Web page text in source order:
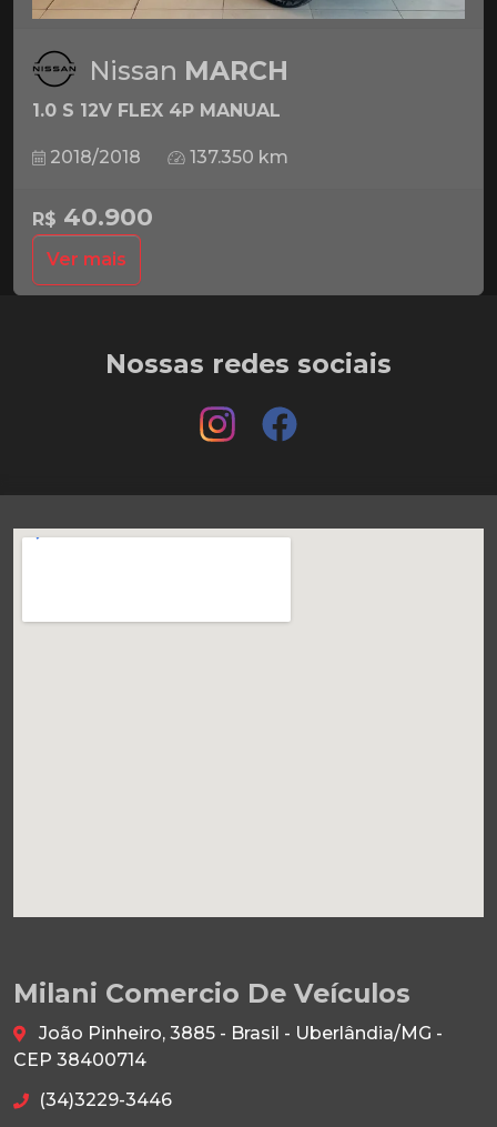
Nissan MARCH
1.0 S 12V FLEX 4P MANUAL
2018/2018 137.350 km
R$ 40.900
Ver mais
Nossas redes sociais
Milani Comercio De Veículos
João Pinheiro, 3885 - Brasil - Uberlândia/MG -
CEP 38400714
(34)3229-3446